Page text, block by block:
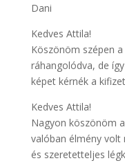
Dani
Kedves Attila!
Köszönöm szépen
ráhangolódva, de
képet kérnék a
Kedves Attila!
Nagyon köszönöm
valóban élmény
és szeretetteljes